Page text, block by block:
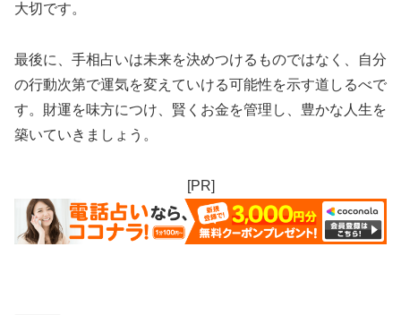
大切です。
最後に、手相占いは未来を決めつけるものではなく、自分
の行動次第で運気を変えていける可能性を示す道しるべで
す。財運を味方につけ、賢くお金を管理し、豊かな人生を
築いていきましょう。
[PR]